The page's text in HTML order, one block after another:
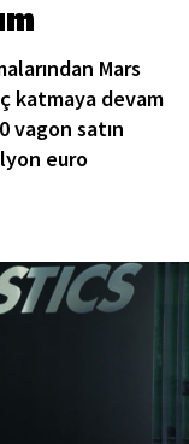
Mars
katmaya devam
vagon satın
euro